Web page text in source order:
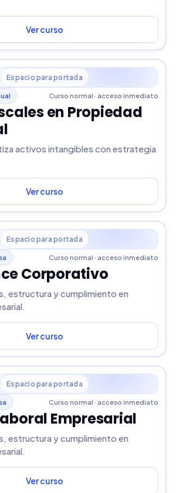
Ver curso
Espacio para portada
Curso normal · acceso inmediato
en Propiedad
activos intangibles con estrategia
Ver curso
Espacio para portada
Curso normal · acceso inmediato
Corporativo
estructura y cumplimiento en
Ver curso
Espacio para portada
Curso normal · acceso inmediato
Empresarial
estructura y cumplimiento en
Ver curso